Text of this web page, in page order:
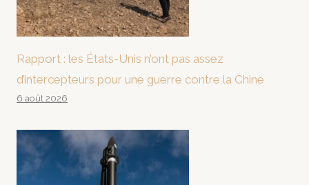
Rapport : les États-Unis n’ont pas assez
d’intercepteurs pour une guerre contre la Chine
6 août 2026